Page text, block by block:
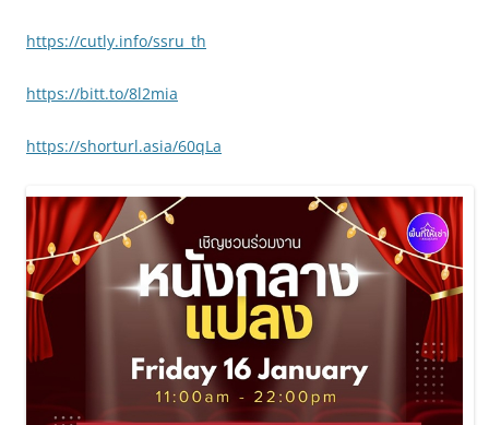
https://cutly.info/ssru_th
https://bitt.to/8l2mia
https://shorturl.asia/60qLa